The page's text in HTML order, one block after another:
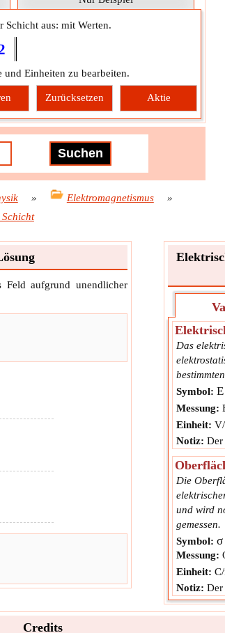
Schicht aus: mit Werten.
und Einheiten zu bearbeiten.
Zurücksetzen Aktie
» Elektromagnetismus
»
Feld aufgrund unendlicher
Das
Symbol: E
Messung:
Einheit:
Notiz: Der
Die
und wird
gemessen.
Symbol: σ
Messung:
Einheit:
Notiz: Der
Credits